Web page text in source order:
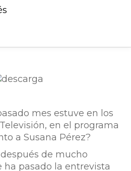
mes estuve en los
en el programa
a Susana Pérez?
de mucho
ha pasado la entrevista